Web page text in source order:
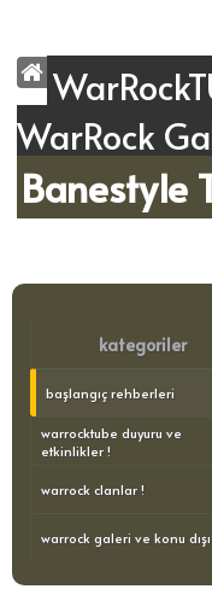
WarRock
Banestyle
kategoriler
başlangıç rehberleri
warrocktube duyuru ve
etkinlikler !
warrock clanlar !
warrock galeri ve konu dışı